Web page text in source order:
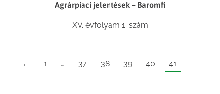
Agrárpiaci jelentések – Baromfi
XV. évfolyam 1. szám
← 1 … 37 38 39 40 41